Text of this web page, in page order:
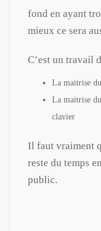
fond en ayant
mieux ce sera
C’est un travail
La maitrise
La maitrise
clavier
Il faut vraiment
reste du temps
public.